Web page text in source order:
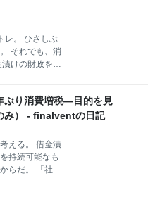
を作る。焼き
る⇒松下電
は焼き芋 - オ
garage ひと
ちょっと壊れ
ッターで百ス
キはもう売っ
ただし、ロッ
レ。 ひさしぶ
それでも、消
けの財政を少
のこの切り出
対している人
る人なら、コ
いうことで、
るのが詐術。
。 国債を中心
会計では、新
り消費増税―目的を見
み） - finalventの日記
える。 借金漬
持続可能なも
らだ。 「社会
返ろう。 冒頭
費税増税に反